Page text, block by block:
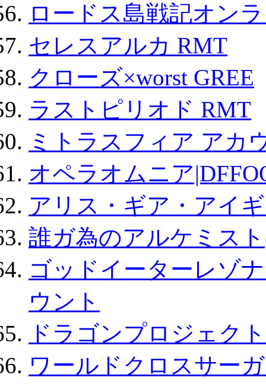
ロードス島戦記オン
セレスアルカ RMT
クローズ×worst GREE
ラストピリオド RMT
ミトラスフィア アカ
オペラオムニア
アリス・ギア・アイ
誰ガ為のアルケミス
ゴッドイーターレゾ
ウント
ドラゴンプロジェク
ワールドクロスサー